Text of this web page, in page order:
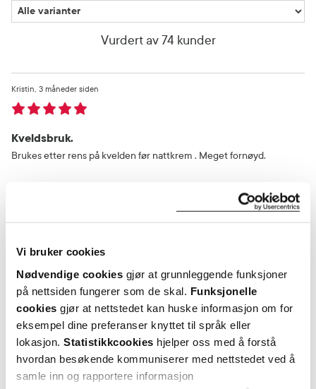
Vi bruker cookies
Nødvendige cookies gjør at grunnleggende funksjoner
på nettsiden fungerer som de skal. Funksjonelle
cookies gjør at nettstedet kan huske informasjon om for
eksempel dine preferanser knyttet til språk eller
lokasjon. Statistikkcookies hjelper oss med å forstå
hvordan besøkende kommuniserer med nettstedet ved å
samle inn og rapportere informasjon
Vurdert av 74 kunder
Kveldsbruk.
3 måneder siden
Kristin
Brukes etter rens på kvelden før nattkrem . Meget fornøyd.
0 0
Veldig fornøyd
3 måneder siden
Gir en fin glød og fuktighet i huden. Bruker den før dagkremen.